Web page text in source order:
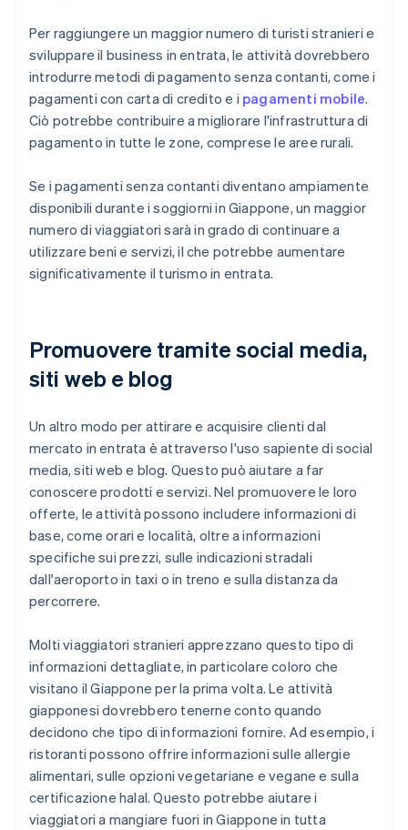
Per raggiungere un maggior numero di turisti stranieri e
sviluppare il business in entrata, le attività dovrebbero
introdurre metodi di pagamento senza contanti, come i
pagamenti con carta di credito e i pagamenti mobile.
Ciò potrebbe contribuire a migliorare l'infrastruttura di
pagamento in tutte le zone, comprese le aree rurali.
Se i pagamenti senza contanti diventano ampiamente
disponibili durante i soggiorni in Giappone, un maggior
numero di viaggiatori sarà in grado di continuare a
utilizzare beni e servizi, il che potrebbe aumentare
significativamente il turismo in entrata.
Promuovere tramite social media,
siti web e blog
Un altro modo per attirare e acquisire clienti dal
mercato in entrata è attraverso l'uso sapiente di social
media, siti web e blog. Questo può aiutare a far
conoscere prodotti e servizi. Nel promuovere le loro
offerte, le attività possono includere informazioni di
base, come orari e località, oltre a informazioni
specifiche sui prezzi, sulle indicazioni stradali
dall'aeroporto in taxi o in treno e sulla distanza da
percorrere.
Molti viaggiatori stranieri apprezzano questo tipo di
informazioni dettagliate, in particolare coloro che
visitano il Giappone per la prima volta. Le attività
giapponesi dovrebbero tenerne conto quando
decidono che tipo di informazioni fornire. Ad esempio, i
ristoranti possono offrire informazioni sulle allergie
alimentari, sulle opzioni vegetariane e vegane e sulla
certificazione halal. Questo potrebbe aiutare i
viaggiatori a mangiare fuori in Giappone in tutta